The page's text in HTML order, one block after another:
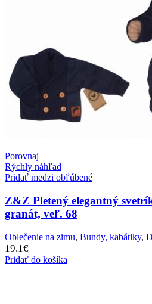
Porovnaj
Rýchly náhľad
Pridať medzi obľúbené
Z&Z Pletený elegantný
granát, veľ. 68
Oblečenie na zimu, Bundy, kabátiky,
19.1€
Pridať do košíka